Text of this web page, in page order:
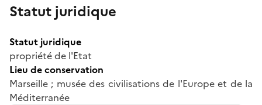
Statut juridique
Statut juridique
propriété de l'Etat
Lieu de conservation
Marseille ; musée des civilisations de l'Europe et de la
Méditerranée